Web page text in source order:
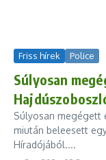
Friss hírek Police
Súlyosan
Súlyosan megégett
miután beleesett
Híradójából....